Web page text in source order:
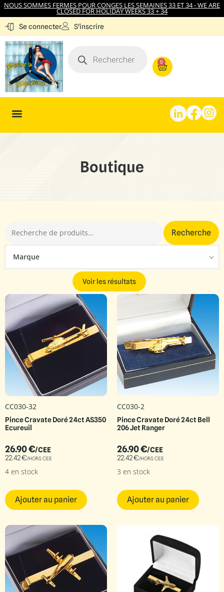
NOUS SOMMES FERMES POUR CONGES LES SEMAINES 33 ET 34 - WE ARE
CLOSED FOR HOLIDAY WEEKS 33 + 34
Se connecter S'inscrire
0
Boutique
Recherche
Marque
Voir les résultats
CC030-32
Pince Cravate Doré 24ct AS350
Ecureuil
26.90€/CEE
22.42€/HORS CEE
4 en stock
Ajouter au panier
CC030-2
Pince Cravate Doré 24ct Bell
206 Jet Ranger
26.90€/CEE
22.42€/HORS CEE
3 en stock
Ajouter au panier